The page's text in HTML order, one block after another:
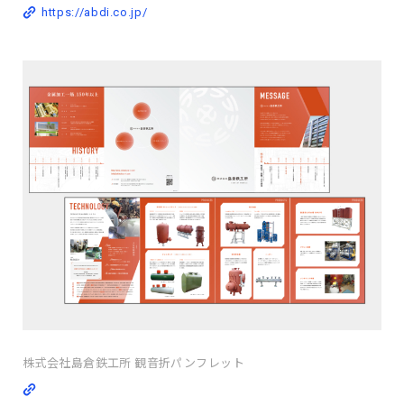
https://abdi.co.jp/
株式会社島倉鉄工所 観音折パンフレット